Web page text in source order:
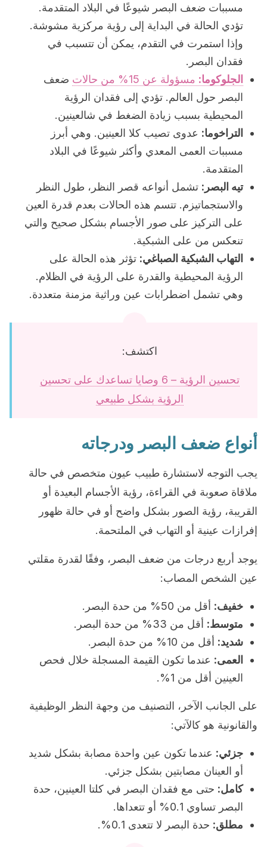
مسببات ضعف البصر شيوعًا في البلاد المتقدمة.
تؤدي الحالة في البداية إلى رؤية مركزية مشوشة.
وإذا استمرت في التقدم، يمكن أن تتسبب في
فقدان البصر.
الجلوكوما: مسؤولة عن 15% من حالات
ضعف
البصر حول العالم. تؤدي إلى فقدان الرؤية
المحيطية بسبب زيادة الضغط في شالعينين.
التراخوما: عدوى تصيب كلا العينين. وهي أبرز
مسببات العمى المعدي وأكثر شيوعًا في البلاد
المتقدمة.
تيه البصر: تشمل أنواعه قصر النظر، طول النظر
والاستجماتيزم. تتسم هذه الحالات بعدم قدرة العين
على التركيز على صور الأجسام بشكل صحيح والتي
تنعكس من على الشبكية.
التهاب الشبكية الصباغي: تؤثر هذه الحالة على
الرؤية المحيطية والقدرة على الرؤية في الظلام.
وهي تشمل اضطرابات عين وراثية مزمنة متعددة.
اكتشف:
تحسين الرؤية – 6 وصايا تساعدك على تحسين
الرؤية بشكل طبيعي
أنواع ضعف البصر ودرجاته
يجب التوجه لاستشارة طبيب عيون متخصص في حالة
ملاقاة صعوبة في القراءة، رؤية الأجسام البعيدة أو
القريبة، رؤية الصور بشكل واضح أو في حالة ظهور
إفرازات عينية أو التهاب في الملتحمة.
يوجد أربع درجات من ضعف البصر، وفقًا لقدرة مقلتي
عين الشخص المصاب:
خفيف: أقل من 50% من حدة البصر.
متوسط: أقل من 33% من حدة البصر.
شديد: أقل من 10% من حدة البصر.
العمى: عندما تكون القيمة المسجلة خلال فحص
العينين أقل من 1%.
على الجانب الآخر، التصنيف من وجهة النظر الوظيفية
والقانونية هو كالآتي:
جزئي: عندما تكون عين واحدة مصابة بشكل شديد
أو العينان مصابتين بشكل جزئي.
كامل: حتى مع فقدان البصر في كلتا العينين، حدة
البصر تساوي 0.1% أو تتعداها.
مطلق: حدة البصر لا تتعدى 0.1%.